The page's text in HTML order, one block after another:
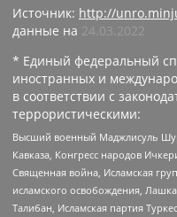
Источник: http://
данные на 24.03.2022
* Единый федеральный
иностранных и
в соответствии с
террористическими:
Высший военный Маджлисуль
Кавказа, Конгресс народов
Священная война, Исламская
исламского освобождения,
Талибан, Исламская партия